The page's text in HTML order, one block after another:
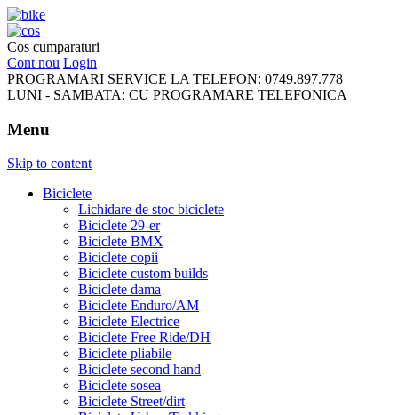
FreeRideBikes
Cos cumparaturi
Cont nou Login
PROGRAMARI SERVICE LA TELEFON: 0749.897.778
LUNI - SAMBATA: CU PROGRAMARE TELEFONICA
Menu
Skip to content
Biciclete
Lichidare de stoc biciclete
Biciclete 29-er
Biciclete BMX
Biciclete copii
Biciclete custom builds
Biciclete dama
Biciclete Enduro/AM
Biciclete Electrice
Biciclete Free Ride/DH
Biciclete pliabile
Biciclete second hand
Biciclete sosea
Biciclete Street/dirt